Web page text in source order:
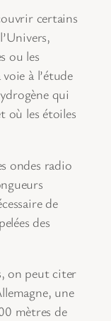
certains
ou les
à l’étude
qui
où les étoiles
ondes radio
de
des
on peut citer
une
mètres de